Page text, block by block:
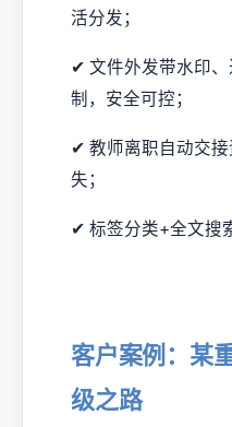
活分发；
✔ 文件外发带水印
制，安全可控；
✔ 教师离职自动交
失；
✔ 标签分类+全文搜
客户案例：某
级之路